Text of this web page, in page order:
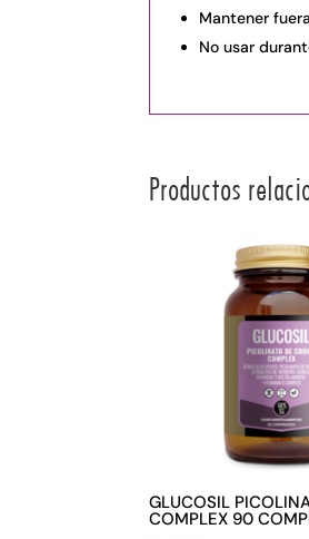
Mantener
No usar
Productos
GLUCOSIL
COMPLEX 90